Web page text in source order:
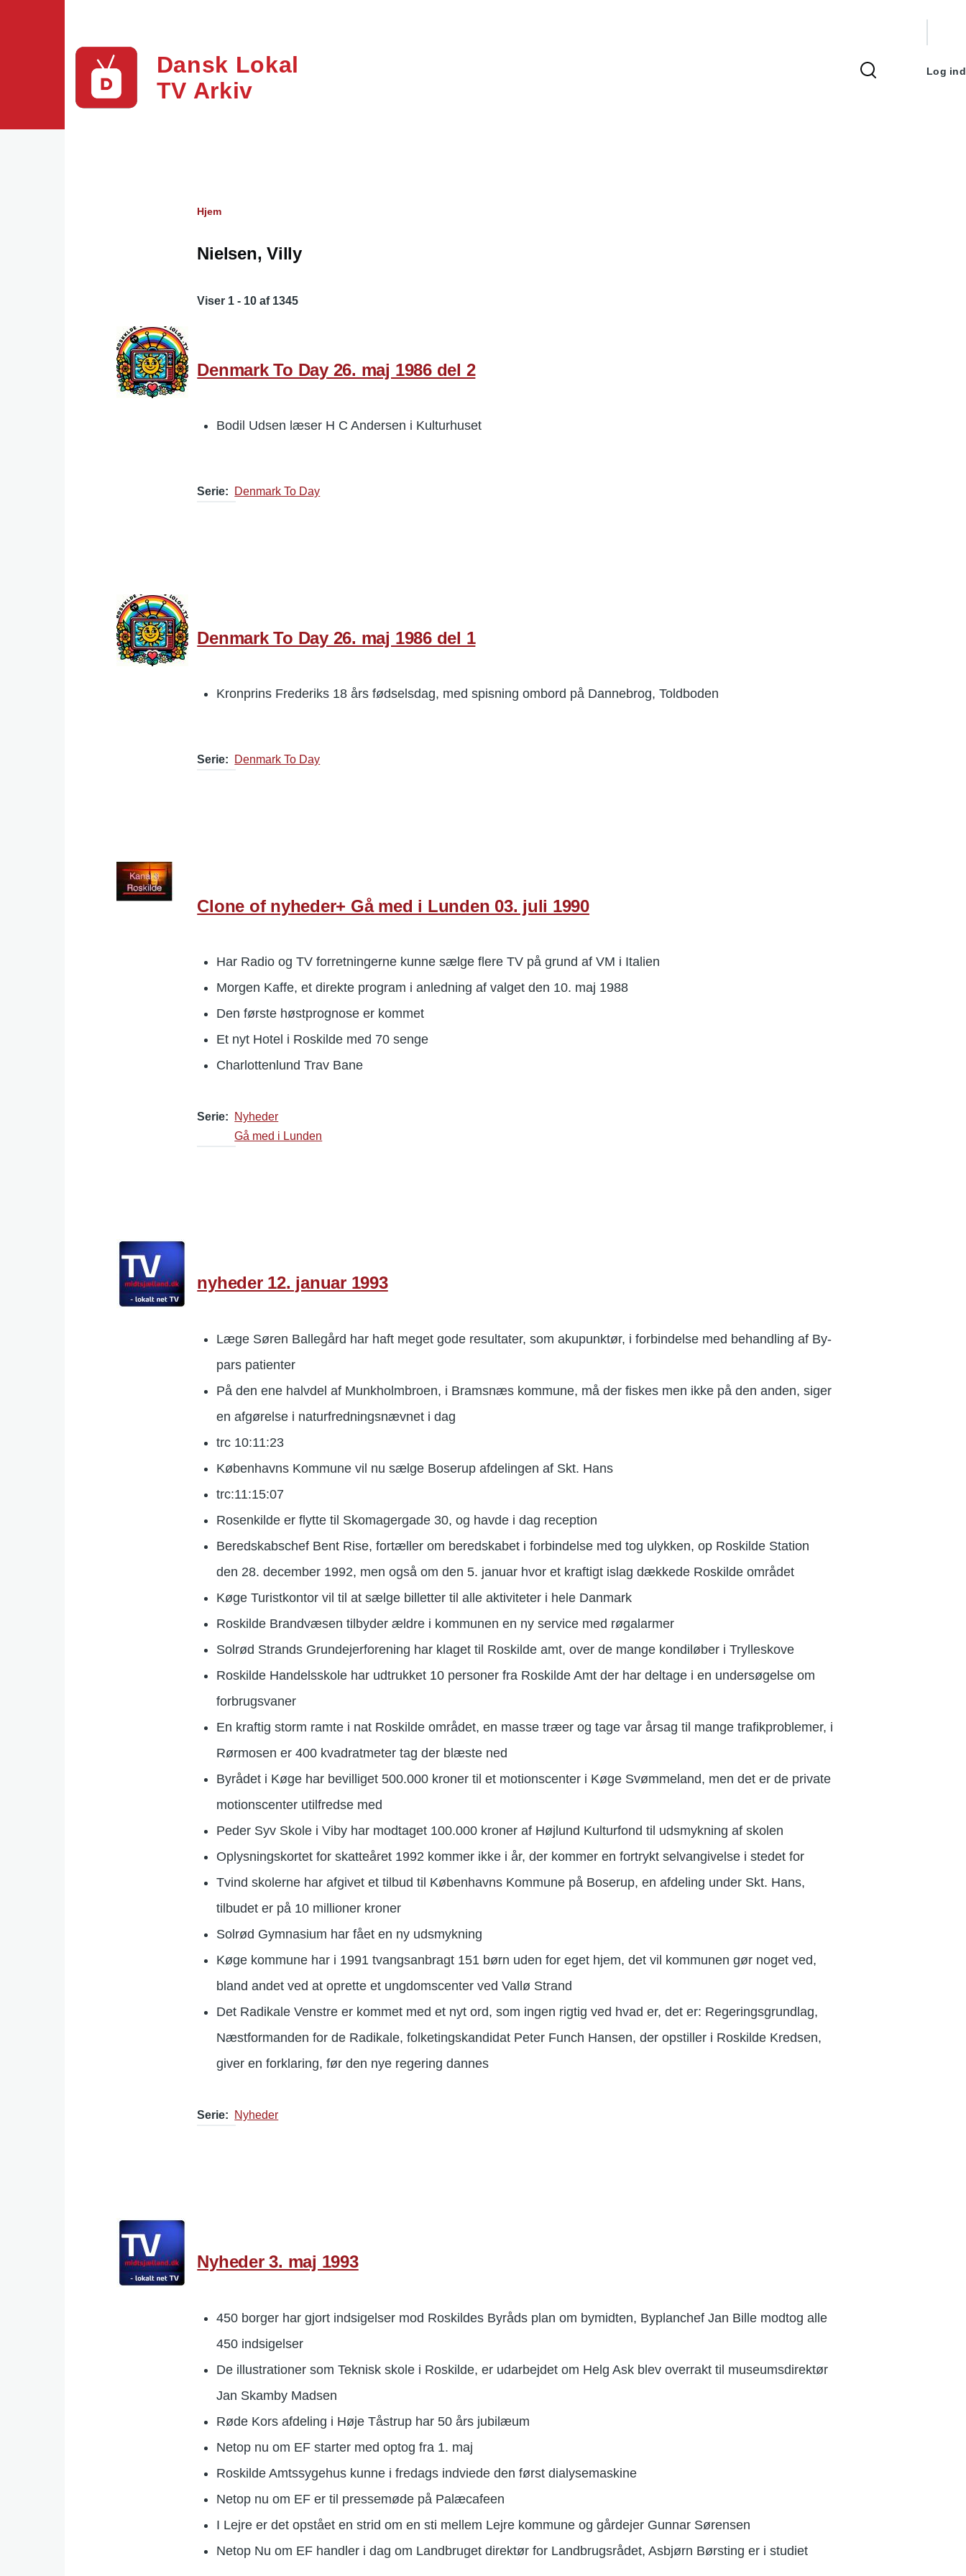
Dansk Lokal
TV Arkiv
Log ind
Brødkrumme
Hjem
Nielsen, Villy
Viser 1 - 10 af 1345
Denmark To Day 26. maj 1986 del 2
Bodil Udsen læser H C Andersen i Kulturhuset
Serie Denmark To Day
Denmark To Day 26. maj 1986 del 1
Kronprins Frederiks 18 års fødselsdag, med spisning ombord på Dannebrog, Toldboden
Serie Denmark To Day
Clone of nyheder+ Gå med i Lunden 03. juli 1990
Har Radio og TV forretningerne kunne sælge flere TV på grund af VM i Italien
Morgen Kaffe, et direkte program i anledning af valget den 10. maj 1988
Den første høstprognose er kommet
Et nyt Hotel i Roskilde med 70 senge
Charlottenlund Trav Bane
Serie
Nyheder
Gå med i Lunden
nyheder 12. januar 1993
Læge Søren Ballegård har haft meget gode resultater, som akupunktør, i forbindelse med behandling af By-
pars patienter
På den ene halvdel af Munkholmbroen, i Bramsnæs kommune, må der fiskes men ikke på den anden, siger
en afgørelse i naturfredningsnævnet i dag
trc 10:11:23
Københavns Kommune vil nu sælge Boserup afdelingen af Skt. Hans
trc:11:15:07
Rosenkilde er flytte til Skomagergade 30, og havde i dag reception
Beredskabschef Bent Rise, fortæller om beredskabet i forbindelse med tog ulykken, op Roskilde Station
den 28. december 1992, men også om den 5. januar hvor et kraftigt islag dækkede Roskilde området
Køge Turistkontor vil til at sælge billetter til alle aktiviteter i hele Danmark
Roskilde Brandvæsen tilbyder ældre i kommunen en ny service med røgalarmer
Solrød Strands Grundejerforening har klaget til Roskilde amt, over de mange kondiløber i Trylleskove
Roskilde Handelsskole har udtrukket 10 personer fra Roskilde Amt der har deltage i en undersøgelse om
forbrugsvaner
En kraftig storm ramte i nat Roskilde området, en masse træer og tage var årsag til mange trafikproblemer, i
Rørmosen er 400 kvadratmeter tag der blæste ned
Byrådet i Køge har bevilliget 500.000 kroner til et motionscenter i Køge Svømmeland, men det er de private
motionscenter utilfredse med
Peder Syv Skole i Viby har modtaget 100.000 kroner af Højlund Kulturfond til udsmykning af skolen
Oplysningskortet for skatteåret 1992 kommer ikke i år, der kommer en fortrykt selvangivelse i stedet for
Tvind skolerne har afgivet et tilbud til Københavns Kommune på Boserup, en afdeling under Skt. Hans,
tilbudet er på 10 millioner kroner
Solrød Gymnasium har fået en ny udsmykning
Køge kommune har i 1991 tvangsanbragt 151 børn uden for eget hjem, det vil kommunen gør noget ved,
bland andet ved at oprette et ungdomscenter ved Vallø Strand
Det Radikale Venstre er kommet med et nyt ord, som ingen rigtig ved hvad er, det er: Regeringsgrundlag,
Næstformanden for de Radikale, folketingskandidat Peter Funch Hansen, der opstiller i Roskilde Kredsen,
giver en forklaring, før den nye regering dannes
Serie Nyheder
Nyheder 3. maj 1993
450 borger har gjort indsigelser mod Roskildes Byråds plan om bymidten, Byplanchef Jan Bille modtog alle
450 indsigelser
De illustrationer som Teknisk skole i Roskilde, er udarbejdet om Helg Ask blev overrakt til museumsdirektør
Jan Skamby Madsen
Røde Kors afdeling i Høje Tåstrup har 50 års jubilæum
Netop nu om EF starter med optog fra 1. maj
Roskilde Amtssygehus kunne i fredags indviede den først dialysemaskine
Netop nu om EF er til pressemøde på Palæcafeen
I Lejre er det opstået en strid om en sti mellem Lejre kommune og gårdejer Gunnar Sørensen
Netop Nu om EF handler i dag om Landbruget direktør for Landbrugsrådet, Asbjørn Børsting er i studiet